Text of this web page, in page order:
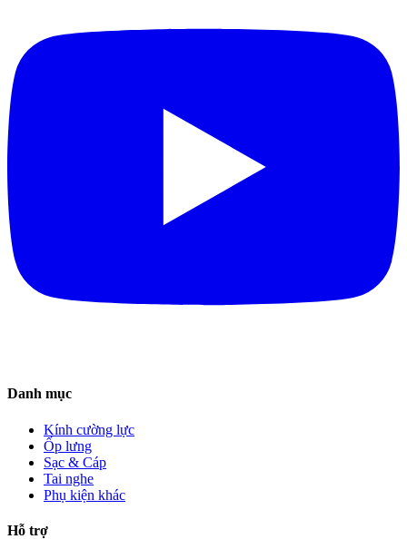
Danh mục
Kính cường lực
Ốp lưng
Sạc & Cáp
Tai nghe
Phụ kiện khác
Hỗ trợ